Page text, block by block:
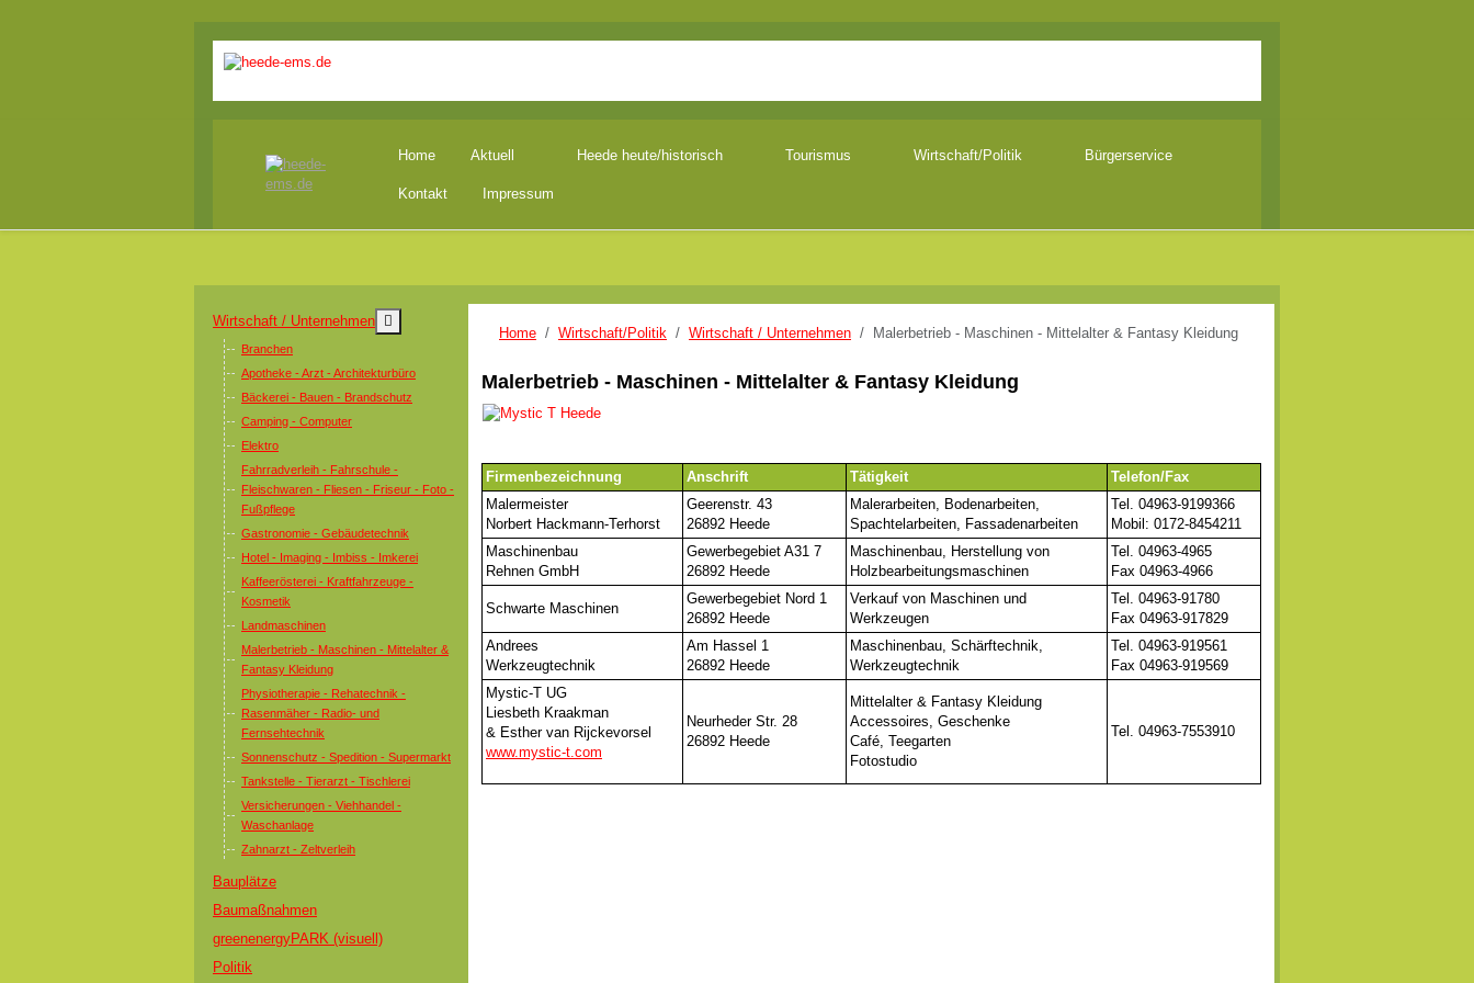
Home Aktuell Heede heute/historisch Tourismus Wirtschaft/Politik Bürgerservice
Kontakt Impressum
Wirtschaft / Unternehmen
Branchen
Apotheke - Arzt - Architekturbüro
Bäckerei - Bauen - Brandschutz
Camping - Computer
Elektro
Fahrradverleih - Fahrschule -
Fleischwaren - Fliesen - Friseur - Foto -
Fußpflege
Gastronomie - Gebäudetechnik
Hotel - Imaging - Imbiss - Imkerei
Kaffeerösterei - Kraftfahrzeuge -
Kosmetik
Landmaschinen
Malerbetrieb - Maschinen - Mittelalter &
Fantasy Kleidung
Physiotherapie - Rehatechnik -
Rasenmäher - Radio- und
Fernsehtechnik
Sonnenschutz - Spedition - Supermarkt
Tankstelle - Tierarzt - Tischlerei
Versicherungen - Viehhandel -
Waschanlage
Zahnarzt - Zeltverleih
Bauplätze
Baumaßnahmen
greenenergyPARK (visuell)
Politik
Home Wirtschaft/Politik Wirtschaft / Unternehmen Malerbetrieb - Maschinen - Mittelalter & Fantasy Kleidung
Malerbetrieb - Maschinen - Mittelalter & Fantasy Kleidung
Firmenbezeichnung Anschrift Tätigkeit
Telefon/Fax
Malermeister
Norbert Hackmann-Terhorst
Geerenstr. 43
26892 Heede
Malerarbeiten, Bodenarbeiten,
Spachtelarbeiten, Fassadenarbeiten
Tel. 04963-9199366
Mobil: 0172-8454211
Maschinenbau
Rehnen GmbH
Gewerbegebiet A31 7
26892 Heede
Maschinenbau, Herstellung von
Holzbearbeitungsmaschinen
Tel. 04963-4965
Fax 04963-4966
Schwarte Maschinen
Gewerbegebiet Nord 1
26892 Heede
Verkauf von Maschinen und
Werkzeugen
Tel. 04963-91780
Fax 04963-917829
Andrees
Werkzeugtechnik
Am Hassel 1
26892 Heede
Maschinenbau, Schärftechnik,
Werkzeugtechnik
Tel. 04963-919561
Fax 04963-919569
Mystic-T UG
Liesbeth Kraakman
& Esther van Rijckevorsel
www.mystic-t.com
Neurheder Str. 28
26892 Heede
Mittelalter & Fantasy Kleidung
Accessoires, Geschenke
Café, Teegarten
Fotostudio
Tel. 04963-7553910